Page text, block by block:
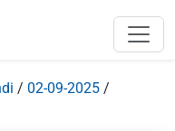
/ 02-09-2025 /